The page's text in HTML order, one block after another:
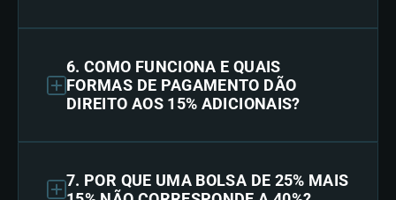
6. COMO FUNCIONA E QUAIS
FORMAS DE PAGAMENTO DÃO
DIREITO AOS 15% ADICIONAIS?
7. POR QUE UMA BOLSA DE 25% MAIS